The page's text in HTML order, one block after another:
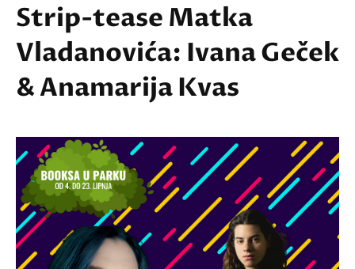
Strip-tease Matka
Vladanovića: Ivana Geček
& Anamarija Kvas